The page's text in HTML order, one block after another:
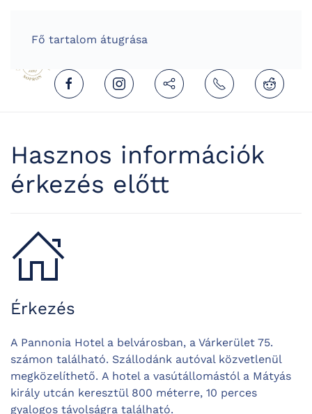
Fő tartalom átugrása
Hasznos információk
érkezés előtt
Érkezés
A Pannonia Hotel a belvárosban, a Várkerület 75.
számon található. Szállodánk autóval közvetlenül
megközelíthető. A hotel a vasútállomástól a Mátyás
király utcán keresztül 800 méterre, 10 perces
gyalogos távolságra található.